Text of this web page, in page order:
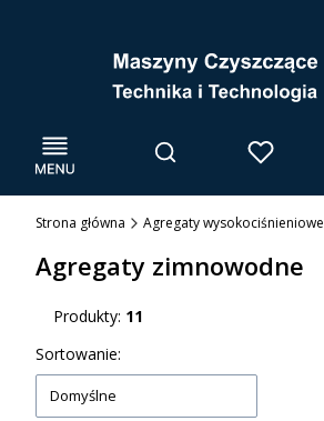
Menu Otwórz wyszukiwarkę
Szukaj Ulubione
Strona główna Agregaty wysokociśnieniowe
Agregaty zimnowodne
Produkty: 11
Lista produktów
Sortowanie:
Domyślne